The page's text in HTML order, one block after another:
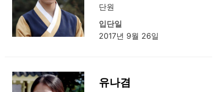
단원
입단일
2017년 9월 26일
유나겸